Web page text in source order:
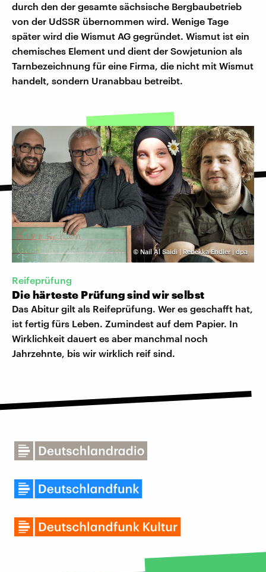
durch den der gesamte sächsische Bergbaubetrieb
von der UdSSR übernommen wird. Wenige Tage
später wird die Wismut AG gegründet. Wismut ist ein
chemisches Element und dient der Sowjetunion als
Tarnbezeichnung für eine Firma, die nicht mit Wismut
handelt, sondern Uranabbau betreibt.
© Nail Al Saidi | Rebekka Endler | dpa
Reifeprüfung
Die härteste Prüfung sind wir selbst
Das Abitur gilt als Reifeprüfung. Wer es geschafft hat,
ist fertig fürs Leben. Zumindest auf dem Papier. In
Wirklichkeit dauert es aber manchmal noch
Jahrzehnte, bis wir wirklich reif sind.